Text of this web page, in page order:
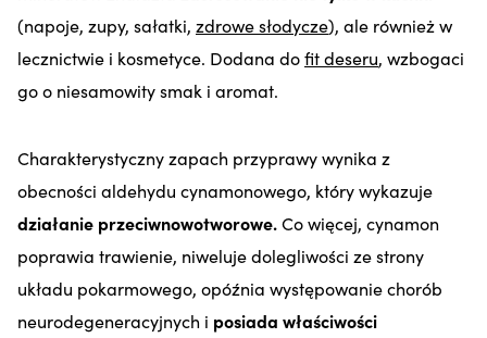
(napoje, zupy, sałatki, zdrowe słodycze), ale również w
lecznictwie i kosmetyce. Dodana dofit deseru, wzbogaci
go o niesamowity smak i aromat.
Charakterystyczny zapach przyprawy wynika z
obecności aldehydu cynamonowego, który wykazuje
działanie przeciwnowotworowe.Co więcej, cynamon
poprawia trawienie, niweluje dolegliwości ze strony
układu pokarmowego, opóźnia występowanie chorób
neurodegeneracyjnych i posiada właściwości